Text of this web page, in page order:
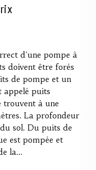
d'une pompe à
doivent être forés
de pompe et un
appelé puits
trouvent à une
La profondeur
sol. Du puits de
est pompée et
la...